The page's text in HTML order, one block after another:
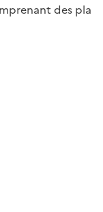
des pla